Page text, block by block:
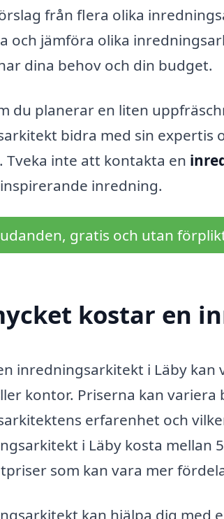
från flera olika
och jämföra olika
dina behov och din budget.
du planerar en liten
bidra med sin expertis
Tveka inte att kontakta en
inredning.
gratis och utan
kostar en
inredningsarkitekt i Läby
kontor. Priserna kan
erfarenhet och
i Läby kosta mellan
som kan vara mer
kan hjälpa dig med